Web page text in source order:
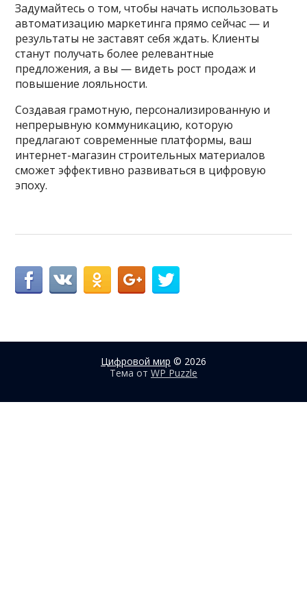
Задумайтесь о том, чтобы начать использовать
автоматизацию маркетинга прямо сейчас — и
результаты не заставят себя ждать. Клиенты
станут получать более релевантные
предложения, а вы — видеть рост продаж и
повышение лояльности.
Создавая грамотную, персонализированную и
непрерывную коммуникацию, которую
предлагают современные платформы, ваш
интернет-магазин строительных материалов
сможет эффективно развиваться в цифровую
эпоху.
Цифровой мир © 2026
Тема от WP Puzzle